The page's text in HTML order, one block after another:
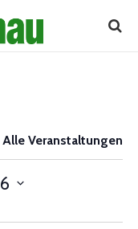
Veranstaltungen